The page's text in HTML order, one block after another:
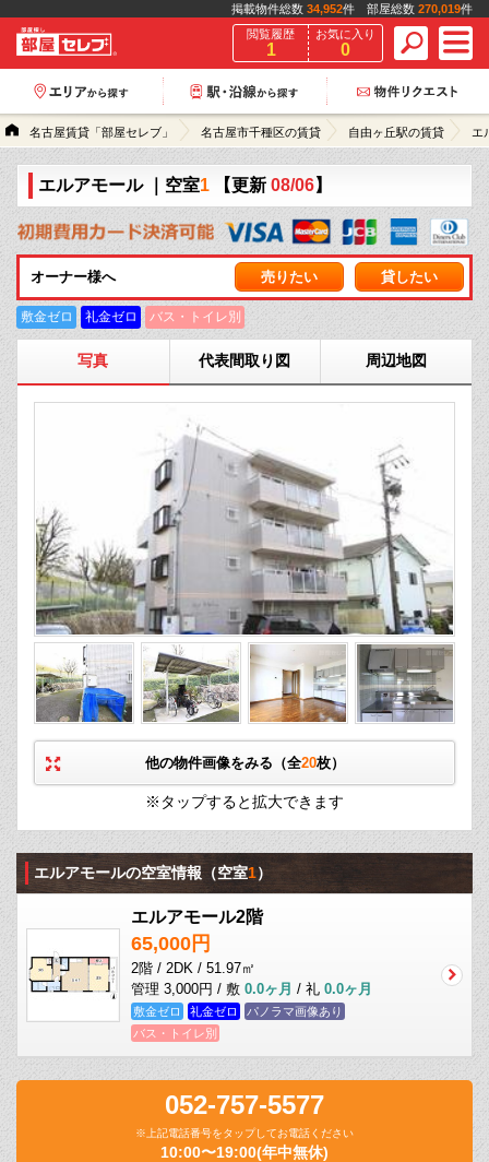
掲載物件総数 34,952件 部屋総数 270,019件
閲覧履歴
1
お気に入り
0
名古屋賃貸「部屋セレブ」 名古屋市千種区の賃貸 自由ヶ丘駅の賃貸 エ
エルアモール ｜空室1 【更新 08/06】
オーナー様へ 売りたい 貸したい
敷金ゼロ 礼金ゼロ バス・トイレ別
写真 代表間取り図 周辺地図
他の物件画像をみる（全20枚）
※タップすると拡大できます
エルアモールの空室情報（空室1）
エルアモール2階
65,000円
2階 / 2DK / 51.97㎡
管理 3,000円 / 敷 0.0ヶ月 / 礼 0.0ヶ月
敷金ゼロ 礼金ゼロ
パノラマ画像あり
バス・トイレ別
052-757-5577
※上記電話番号をタップしてお電話ください
10:00〜19:00(年中無休)